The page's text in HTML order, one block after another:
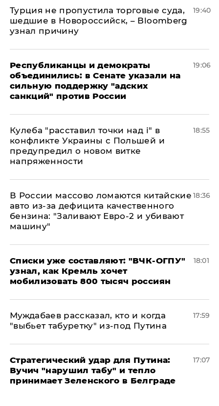
Турция не пропустила торговые суда,
шедшие в Новороссийск, – Bloomberg
узнал причину
19:40
Республиканцы и демократы
объединились: в Сенате указали на
сильную поддержку "адских
санкций" против России
19:06
Кулеба "расставил точки над і" в
конфликте Украины с Польшей и
предупредил о новом витке
напряженности
18:55
В России массово ломаются китайские
авто из-за дефицита качественного
бензина: "Заливают Евро-2 и убивают
машину"
18:36
Списки уже составляют: "ВЧК-ОГПУ"
узнал, как Кремль хочет
мобилизовать 800 тысяч россиян
18:01
Муждабаев рассказал, кто и когда
"выбьет табуретку" из-под Путина
17:59
Стратегический удар для Путина:
Вучич "нарушил табу" и тепло
принимает Зеленского в Белграде
17:07